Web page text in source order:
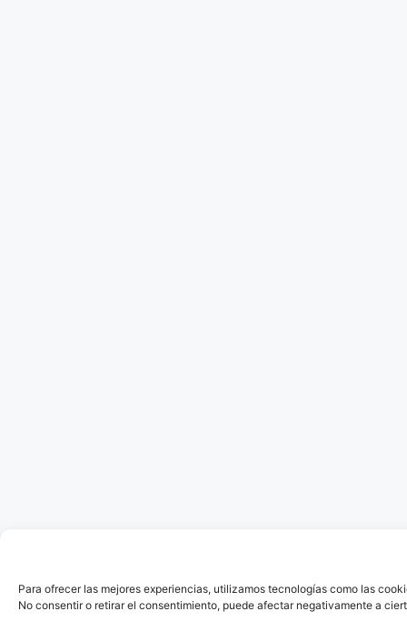
Para ofrecer las mejores experiencias, utilizamos tecnologías como las
No consentir o retirar el consentimiento, puede afectar negativamente a